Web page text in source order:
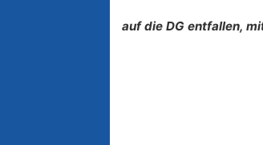
auf die DG entfallen,